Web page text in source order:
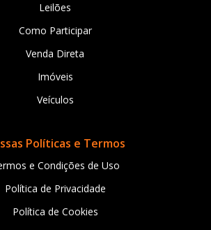
Leilões
Como Participar
Venda Direta
Imóveis
Veículos
Políticas e Termos
e Condições de Uso
Política de Privacidade
Política de Cookies